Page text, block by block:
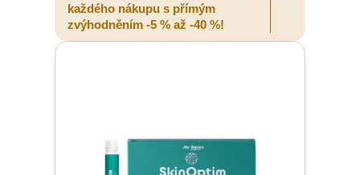
každého nákupu s přímým
zvýhodněním -5 % až -40 %!